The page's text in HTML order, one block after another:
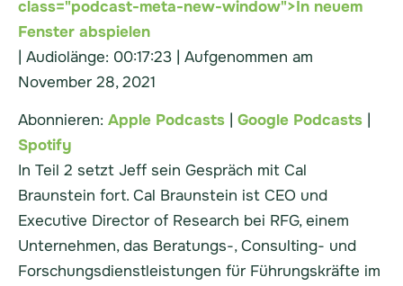
class="podcast-meta-new-window">In neuem
Fenster abspielen
Audiolänge: 00:17:23
Aufgenommen am
November 28, 2021
Abonnieren: Apple Podcasts Google Podcasts
Spotify
In Teil 2 setzt Jeff sein Gespräch mit Cal
Braunstein fort. Cal Braunstein ist CEO und
Executive Director of Research bei RFG, einem
Unternehmen, das Beratungs-, Consulting- und
Forschungsdienstleistungen für Führungskräfte im